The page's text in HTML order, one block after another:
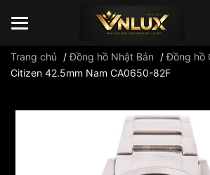
Trang chủ /Đồng hồ Nhật Bản /Đồng hồ
Citizen 42.5mm Nam CA0650-82F